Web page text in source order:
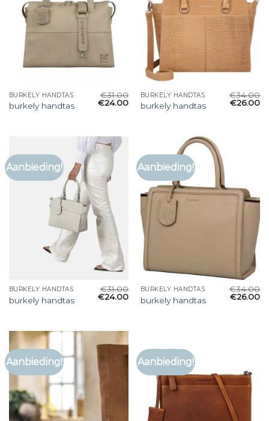
BURKELY HANDTAS
burkely handtas
€31.00
€24.00
BURKELY HANDTAS
burkely handtas
€34.00
€26.00
Aanbieding!
BURKELY HANDTAS
burkely handtas
€31.00
€24.00
Aanbieding!
BURKELY HANDTAS
burkely handtas
€34.00
€26.00
Aanbieding! Aanbieding!